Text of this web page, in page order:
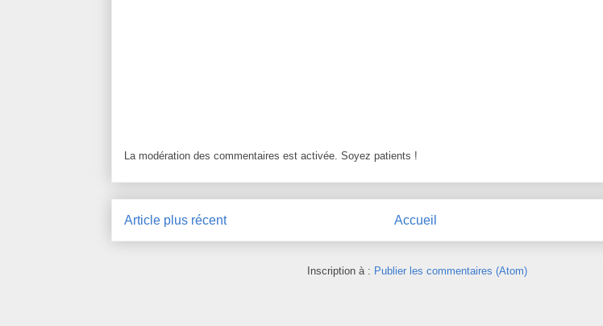
La modération des commentaires est activée. Soyez patients !
Article plus récent Accueil
Inscription à : Publier les commentaires (Atom)